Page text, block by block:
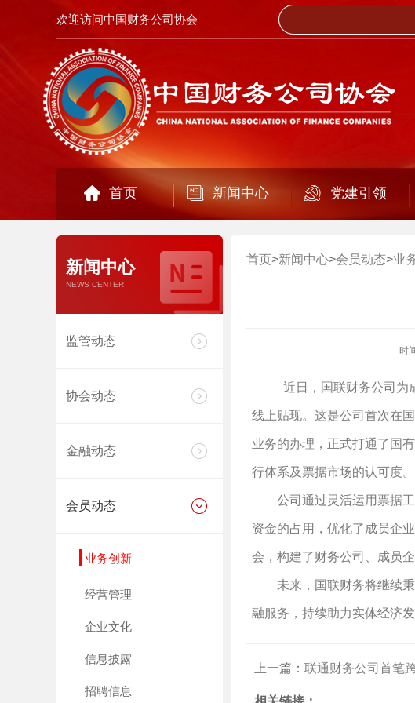
欢迎访问中国财务公司协会
首页 新闻中心 党建引领
新闻中心
NEWS CENTER
监管动态
协会动态
金融动态
会员动态
业务创新
经营管理
企业文化
信息披露
招聘信息
首页>新闻中心>会员动态>业
时
近日，国联财务公司为
线上贴现。这是公司首次在
业务的办理，正式打通了国
行体系及票据市场的认可度。
公司通过灵活运用票据工
资金的占用，优化了成员企
会，构建了财务公司、成员
未来，国联财务将继续秉
融服务，持续助力实体经济发
上一篇： 联通财务公司首笔跨